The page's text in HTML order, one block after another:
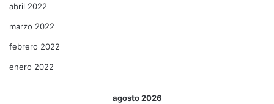
abril 2022
marzo 2022
febrero 2022
enero 2022
agosto 2026